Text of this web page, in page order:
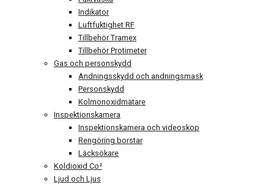
Indikator
Luftfuktighet RF
Tillbehör Tramex
Tillbehör Protimeter
Gas och personskydd
Andningsskydd och andningsmask
Personskydd
Kolmonoxidmätare
Inspektionskamera
Inspektionskamera och videoskop
Rengöring borstar
Läcksökare
Koldioxid Co²
Ljud och Ljus